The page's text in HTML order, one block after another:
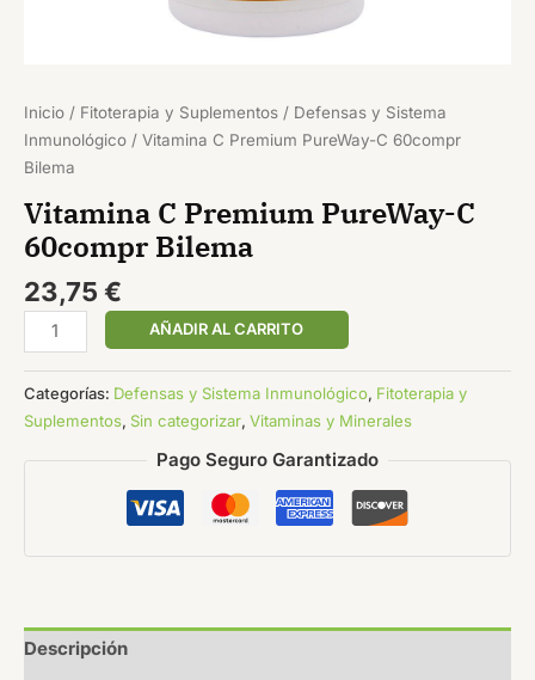
Inicio / Fitoterapia y Suplementos / Defensas y Sistema
Inmunológico / Vitamina C Premium PureWay-C 60compr
Bilema
Vitamina C Premium PureWay-C
60compr Bilema
23,75 €
AÑADIR AL CARRITO
Categorías: Defensas y Sistema Inmunológico, Fitoterapia y
Suplementos, Sin categorizar, Vitaminas y Minerales
Pago Seguro Garantizado
Descripción